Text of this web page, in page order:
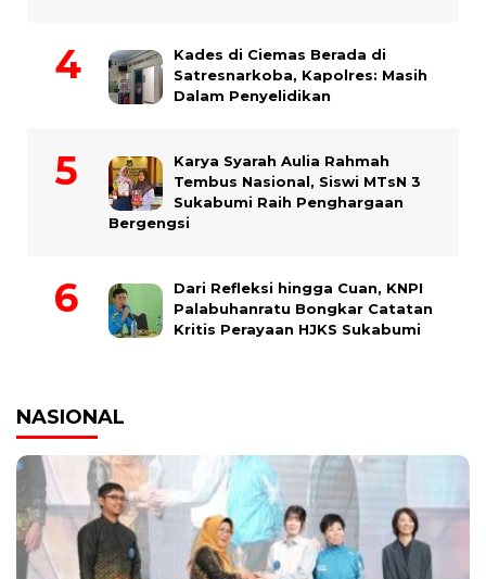
Kades di Ciemas Berada di
Satresnarkoba, Kapolres: Masih
Dalam Penyelidikan
Karya Syarah Aulia Rahmah
Tembus Nasional, Siswi MTsN 3
Sukabumi Raih Penghargaan
Bergengsi
Dari Refleksi hingga Cuan, KNPI
Palabuhanratu Bongkar Catatan
Kritis Perayaan HJKS Sukabumi
NASIONAL